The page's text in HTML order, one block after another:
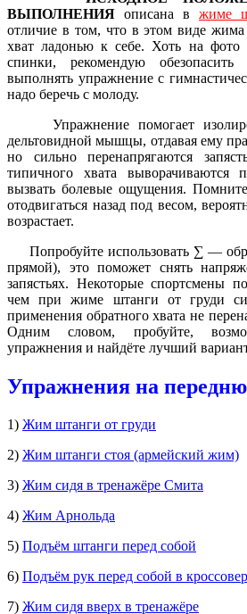
ВЫПОЛНЕНИЯ описана в жиме
отличие в том, что в этом виде жима
хват ладонью к себе. Хоть на фото
спинки, рекомендую
выполнять упражнение с
надо беречь с молоду.
Упражнение помогает
дельтовидной мышцы, отдавая ему
но сильно перенапрягаются
типичного хвата выворачиваются
вызвать болевые ощущения.
отодвигаться назад под весом,
возрастает.
Попробуйте использовать ∑ —
прямой), это поможет снять
запястьях. Некоторые спортсмены
чем при жиме штанги от груди
применения обратного хвата не
Одним словом, пробуйте,
упражнения и найдёте лучший
Упражнения на
1) Жим штанги от груди
2) Жим штанги стоя (армейский жим)
3) Жим сидя в тренажёре Смита
4) Жим Арнольда
5) Подъём штанги перед собой
6) Подъём рук перед собой в
7) Жим сидя вверх в тренажёре